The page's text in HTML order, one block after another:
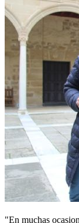
"En muchas